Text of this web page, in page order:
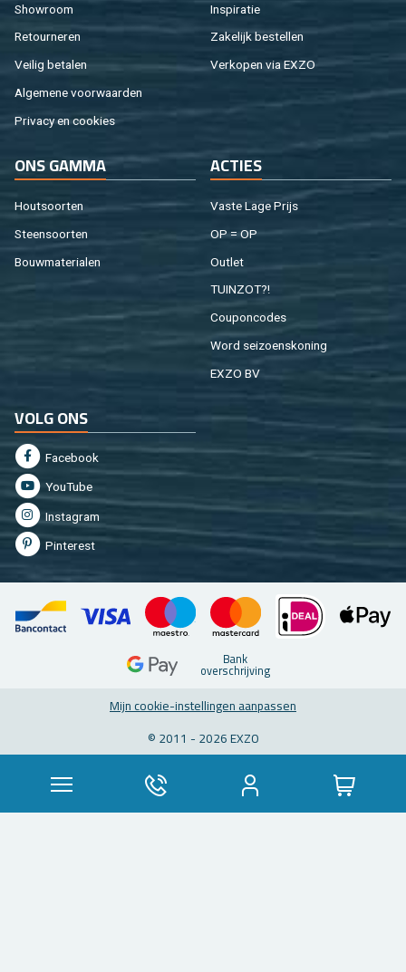
Show­room
Re­tour­ne­ren
Vei­lig be­ta­len
Al­ge­me­ne voor­waar­den
Pri­va­cy en coo­kies
In­spi­ra­tie
Za­ke­lijk be­stel­len
Ver­ko­pen via EXZO
ONS GAMMA
Hout­soor­ten
Steen­soor­ten
Bouw­ma­te­ri­a­len
AC­TIES
Vaste Lage Prijs
OP = OP
Out­let
TUIN­ZOT?!
Cou­pon­co­des
Word sei­zoens­ko­ning
EXZO BV
VOLG ONS
Fa­cebook
You­Tu­be
In­st­agram
Pin­te­rest
Bank
over­schrij­ving
Mijn coo­kie-in­stel­lin­gen aan­pas­sen
© 2011 - 2026 EXZO